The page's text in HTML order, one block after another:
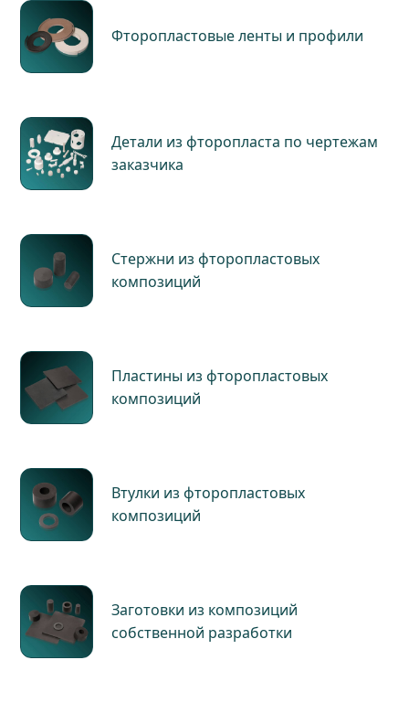
Фторопластовые ленты и профили
Детали из фторопласта по чертежам
заказчика
Стержни из фторопластовых
композиций
Пластины из фторопластовых
композиций
Втулки из фторопластовых
композиций
Заготовки из композиций
собственной разработки